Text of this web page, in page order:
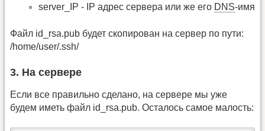
server_IP - IP адрес сервера или же его DNS-имя
Файл id_rsa.pub будет скопирован на сервер по пути:
/home/user/.ssh/
3. На сервере
Если все правильно сделано, на сервере мы уже
будем иметь файл id_rsa.pub. Осталось самое малость: